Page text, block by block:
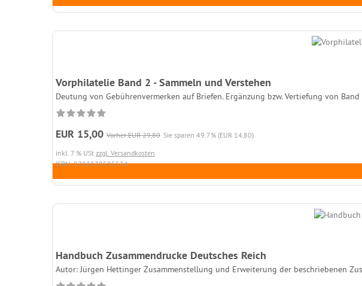
Vorphilatelie Band 2 - Sammeln und Verstehen
Deutung von Gebührenvermerken auf Briefen. Ergänzung bzw. Vertiefung von Band
EUR 15,00 Vorher EUR 29,80 Sie sparen 49.7% (EUR 14,80)
inkl. 7 % USt zzgl. Versandkosten
ISBN: 9783878585534
Handbuch Zusammendrucke Deutsches Reich
Autor: Jürgen Hettinger Zusammenstellung und Erweiterung der beschriebenen